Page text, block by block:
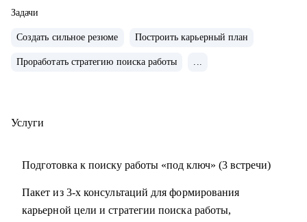
• 10+ лет в карьерном консультировании.
кейсов по трудоустройству, 500+ кейсов по построению
карьерного трека и смены профессии.
С чем помогу:
вашего позиционирования на рынке труда.
• Составлю резюме так, чтобы оно отражало вашу
Задачи
Создать сильное резюме Построить карьерный план
Проработать стратегию поиска работы ...
Услуги
Подготовка к поиску работы «под ключ» (3 встречи)
Пакет из 3-х консультаций для формирования
карьерной цели и стратегии поиска работы,